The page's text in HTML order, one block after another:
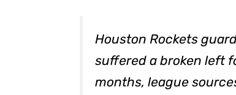
Houston Rockets
suffered a broken left
months, league